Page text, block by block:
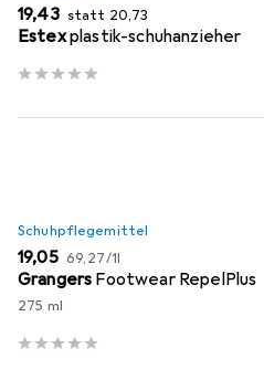
EUR
19,43 statt EUR
20,73
Estexplastik-schuhanzieher
Schuhpflegemittel
EUR
19,05 EUR
69,27/1l
Grangers Footwear RepelPlus
275 ml